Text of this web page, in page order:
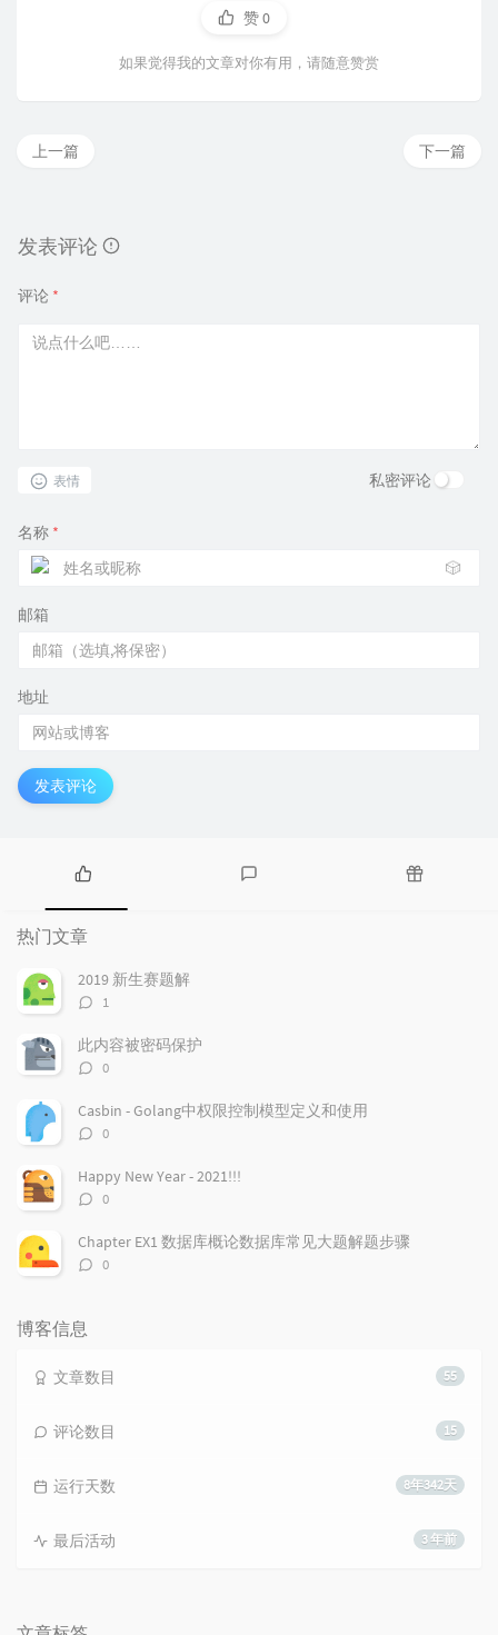
赞0
如果觉得我的文章对你有用，请随意赞赏
下一篇
上一篇
发表评论
评论 *
表情 私密评论
名称 *
🎲
邮箱
地址
发表评论
热
门
文
章
热门文章
2019 新生赛题解
评
数：
1
此内容被密码保护
评
数：
0
Casbin - Golang中权限控制模型定义和使用
评
数：
0
Happy New Year - 2021!!!
评
数：
0
Chapter EX1 数据库概论数据库常见大题解题步骤
评
0
博客信息
55
文章数目
15
评论数目
8年342天
运行天数
3 年前
最后活动